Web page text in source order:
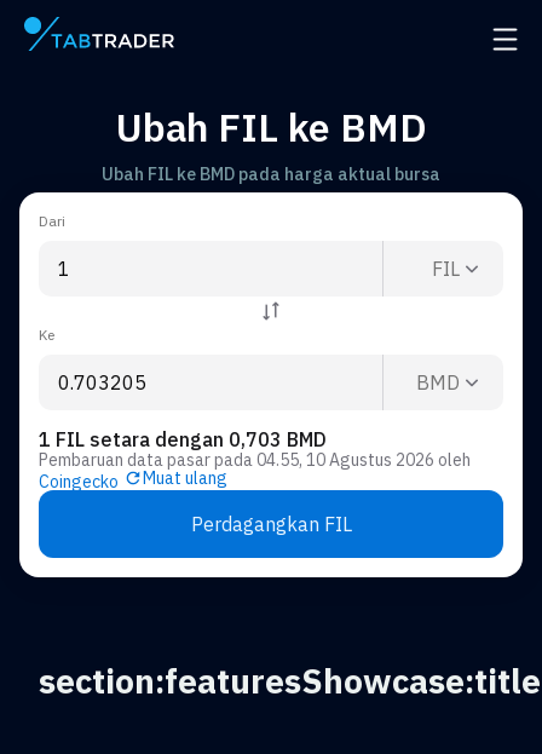
Halaman utama Buka
Ubah FIL ke BMD
Ubah FIL ke BMD pada harga aktual bursa
Dari
FIL
Ke
BMD
1 FIL setara dengan 0,703 BMD
Pembaruan data pasar pada04.55, 10 Agustus 2026 oleh
Coingecko
Muat ulang
Perdagangkan FIL
section:featuresShowcase:title